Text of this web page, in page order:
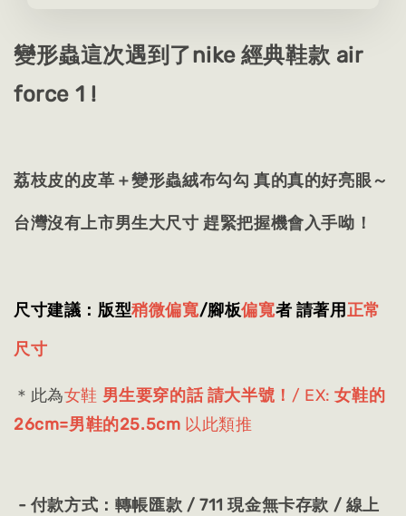
變形蟲這次遇到了nike 經典鞋款 air
force 1 !
荔枝皮的皮革＋變形蟲絨布勾勾 真的真的好亮眼～
台灣沒有上市男生大尺寸 趕緊把握機會入手呦！
尺寸建議：版型稍微偏寬/腳板偏寬者 請著用正常
尺寸
＊此為女鞋 男生要穿的話 請大半號！ / EX:女鞋的
26cm=男鞋的25.5cm 以此類推
- 付款方式： 轉帳匯款 / 711 現金無卡存款 / 線上